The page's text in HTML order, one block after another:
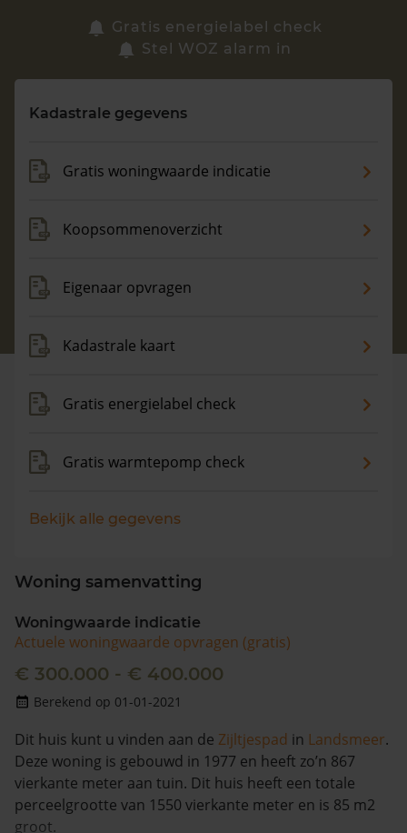
Zoek een woning
Maandag t/m vrijdag - 08:00 -18:00
Gratis energielabel check
Stel WOZ alarm in
Kadastrale gegevens
Gratis woningwaarde indicatie
Koopsommenoverzicht
Eigenaar opvragen
Kadastrale kaart
Gratis energielabel check
Gratis warmtepomp check
Bekijk alle gegevens
Woning samenvatting
Woningwaarde indicatie
Actuele woningwaarde opvragen (gratis)
€ 300.000 - € 400.000
Berekend op 01-01-2021
Dit huis kunt u vinden aan de Zijltjespad in Landsmeer.
Deze woning is gebouwd in 1977 en heeft zo’n 867
vierkante meter aan tuin. Dit huis heeft een totale
perceelgrootte van 1550 vierkante meter en is 85 m2
groot.